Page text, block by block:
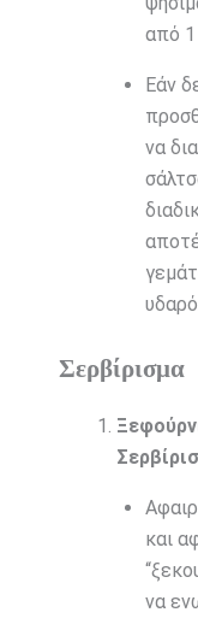
από 1
Εάν
να
Σερβίρισμα
και
να